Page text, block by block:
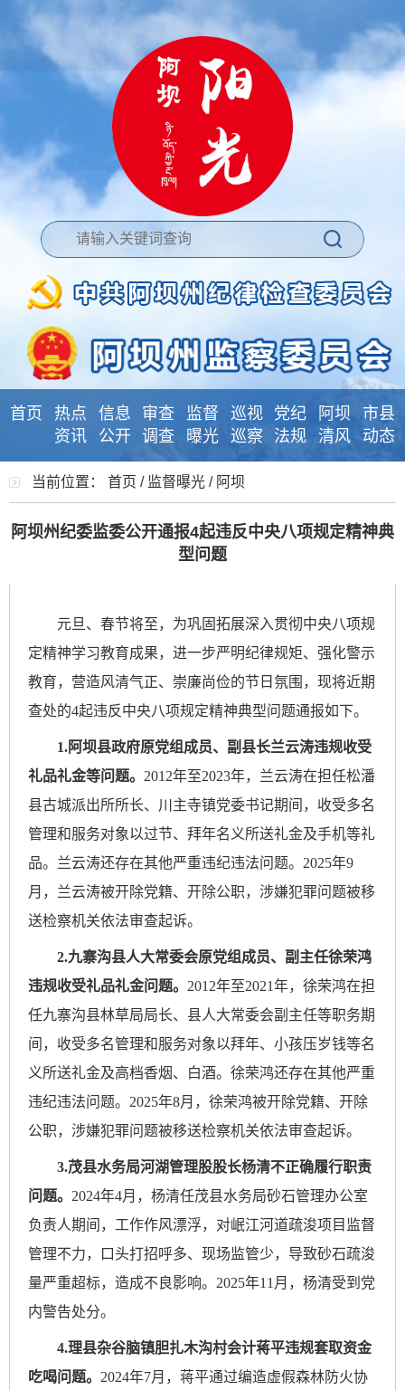
首页
热点
资讯
信息
公开
审查
调查
监督
曝光
巡视
巡察
党纪
法规
阿坝
清风
市县
动态
当前位置： 首页 / 监督曝光 / 阿坝
阿坝州纪委监委公开通报4起违反中央八项规定精神典
型问题
元旦、春节将至，为巩固拓展深入贯彻中央八项规
定精神学习教育成果，进一步严明纪律规矩、强化警示
教育，营造风清气正、崇廉尚俭的节日氛围，现将近期
查处的4起违反中央八项规定精神典型问题通报如下。
1.阿坝县政府原党组成员、副县长兰云涛违规收受
礼品礼金等问题。 2012年至2023年，兰云涛在担任松潘
县古城派出所所长、川主寺镇党委书记期间，收受多名
管理和服务对象以过节、拜年名义所送礼金及手机等礼
品。兰云涛还存在其他严重违纪违法问题。2025年9
月，兰云涛被开除党籍、开除公职，涉嫌犯罪问题被移
送检察机关依法审查起诉。
2.九寨沟县人大常委会原党组成员、副主任徐荣鸿
违规收受礼品礼金问题。 2012年至2021年，徐荣鸿在担
任九寨沟县林草局局长、县人大常委会副主任等职务期
间，收受多名管理和服务对象以拜年、小孩压岁钱等名
义所送礼金及高档香烟、白酒。徐荣鸿还存在其他严重
违纪违法问题。2025年8月，徐荣鸿被开除党籍、开除
公职，涉嫌犯罪问题被移送检察机关依法审查起诉。
3.茂县水务局河湖管理股股长杨清不正确履行职责
问题。 2024年4月，杨清任茂县水务局砂石管理办公室
负责人期间，工作作风漂浮，对岷江河道疏浚项目监督
管理不力，口头打招呼多、现场监管少，导致砂石疏浚
量严重超标，造成不良影响。2025年11月，杨清受到党
内警告处分。
4.理县杂谷脑镇胆扎木沟村会计蒋平违规套取资金
吃喝问题。 2024年7月，蒋平通过编造虚假森林防火协